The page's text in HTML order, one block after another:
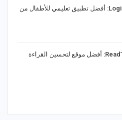
تحميل LogicLike: أفضل تطبيق تعليمي للأطفال من
موقع ReadTheory: أفضل موقع لتحسين القراءة